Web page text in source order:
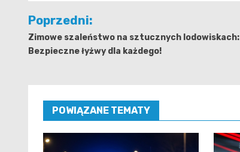
Nawigacja
wpisu
Poprzedni:
Zimowe szaleństwo na sztucznych lodowiskach:
Bezpieczne łyżwy dla każdego!
POWIĄZANE TEMATY